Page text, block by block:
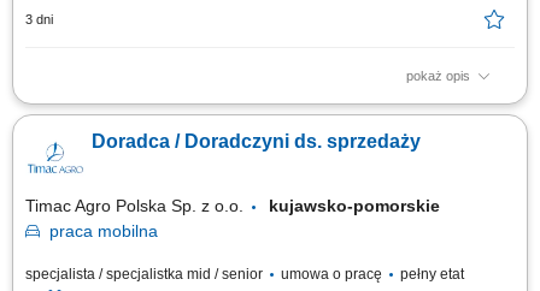
3 dni
pokaż opis
Poszukujemy Konsultantów ds. Żywienia w kilku lokalizacjach w Polsce.
powierzonym terenie. Pozyskiwanie nowych klientów oraz rozwijanie
współpracy z obecnymi partnerami. Budowanie długofalowych relacji z
Doradca / Doradczyni ds. sprzedaży
Timac Agro Polska Sp. z o.o.
kujawsko-pomorskie
praca mobilna
specjalista / specjalistka mid / senior umowa o pracę
pełny etat